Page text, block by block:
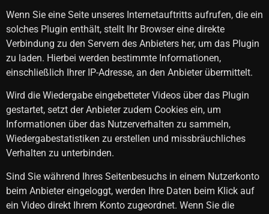
Wenn Sie eine Seite unseres Internetauftritts aufrufen, die ein
solches Plugin enthält, stellt Ihr Browser eine direkte
Verbindung zu den Servern des Anbieters her, um das Plugin
zu laden. Hierbei werden bestimmte Informationen,
einschließlich Ihrer IP-Adresse, an den Anbieter übermittelt.
Wird die Wiedergabe eingebetteter Videos über das Plugin
gestartet, setzt der Anbieter zudem Cookies ein, um
Informationen über das Nutzerverhalten zu sammeln,
Wiedergabestatistiken zu erstellen und missbräuchliches
Verhalten zu unterbinden.
Sind Sie während Ihres Seitenbesuchs in einem Nutzerkonto
beim Anbieter eingeloggt, werden Ihre Daten beim Klick auf
ein Video direkt Ihrem Konto zugeordnet. Wenn Sie die